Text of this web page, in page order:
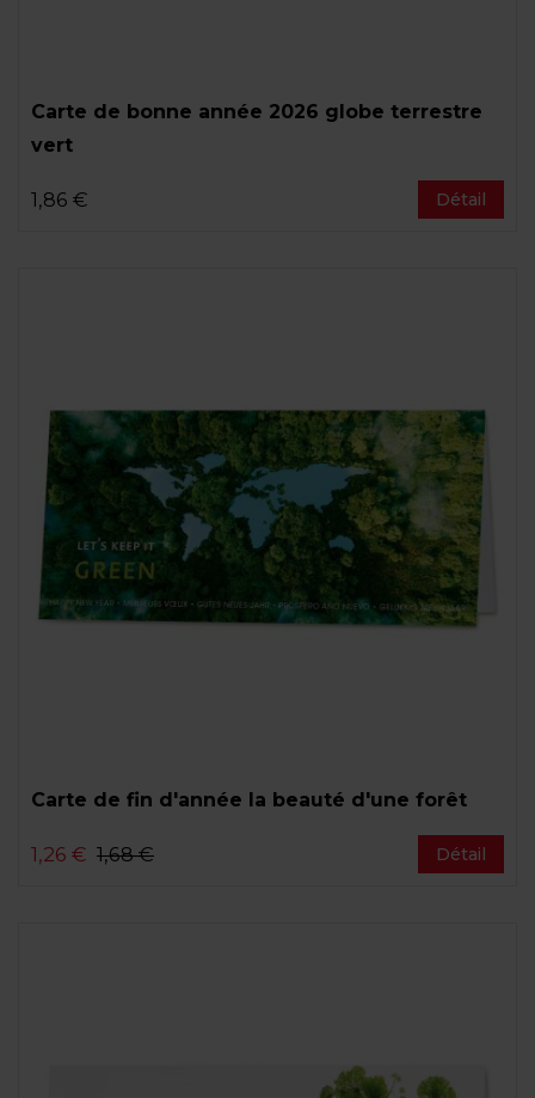
Carte de bonne année 2026 globe terrestre
vert
1,86 € Détail
Carte de fin d'année la beauté d'une forêt
1,26 € 1,68 € Détail